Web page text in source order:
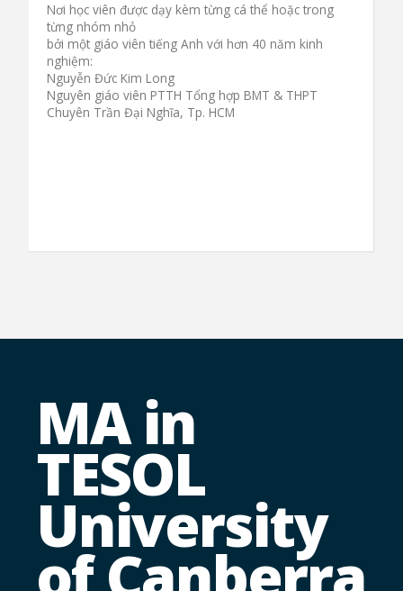
Nơi học viên được dạy kèm từng cá thể hoặc trong
từng nhóm nhỏ
bởi một giáo viên tiếng Anh với hơn 40 năm kinh
nghiệm:
Nguyễn Đức Kim Long
Nguyên giáo viên PTTH Tổng hợp BMT & THPT
Chuyên Trần Đại Nghĩa, Tp. HCM
MA in
TESOL
University